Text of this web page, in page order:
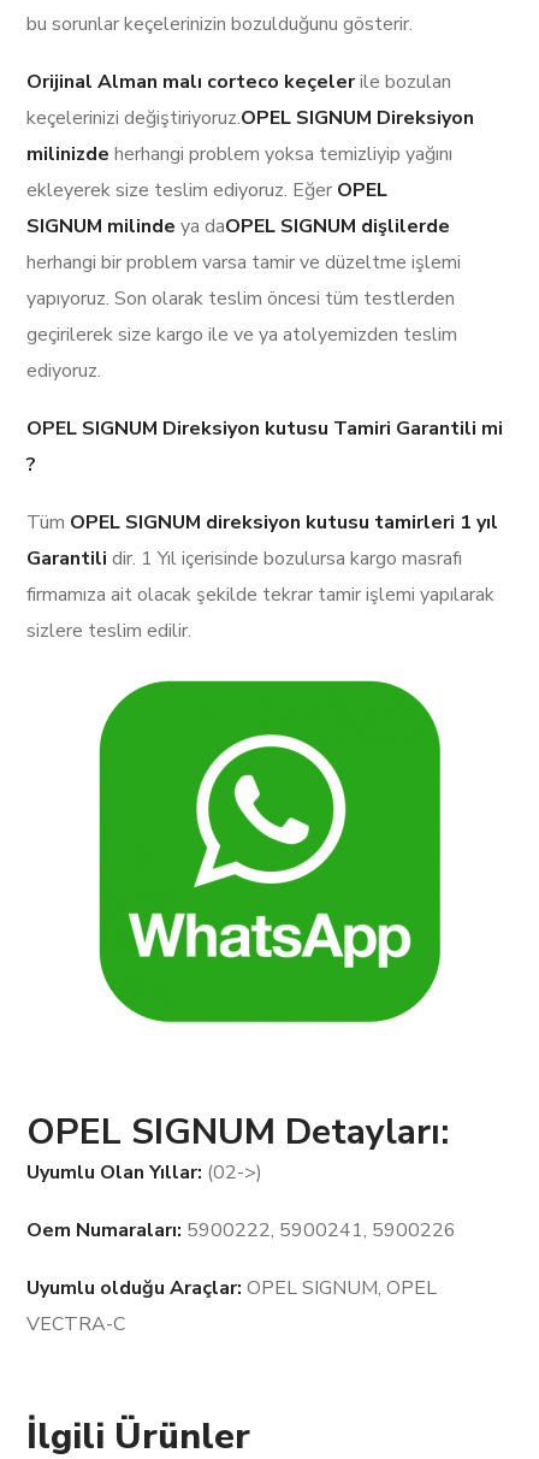
bu sorunlar keçelerinizin bozulduğunu gösterir.
Orijinal Alman malı corteco keçelerile bozulan
keçelerinizi değiştiriyoruz.OPEL SIGNUM Direksiyon
milinizde herhangi problem yoksa temizliyip yağını
ekleyerek size teslim ediyoruz. Eğer OPEL
SIGNUM milinde ya daOPEL SIGNUM dişlilerde
herhangi bir problem varsa tamir ve düzeltme işlemi
yapıyoruz. Son olarak teslim öncesi tüm testlerden
geçirilerek size kargo ile ve ya atolyemizden teslim
ediyoruz.
OPEL SIGNUM Direksiyon kutusu Tamiri Garantili mi
?
Tüm OPEL SIGNUM direksiyon kutusu tamirleri 1 yıl
Garantilidir. 1 Yıl içerisinde bozulursa kargo masrafı
firmamıza ait olacak şekilde tekrar tamir işlemi yapılarak
sizlere teslim edilir.
OPEL SIGNUM Detayları:
Uyumlu Olan Yıllar: (02->)
Oem Numaraları: 5900222, 5900241, 5900226
Uyumlu olduğu Araçlar:OPEL SIGNUM, OPEL
VECTRA-C
İlgili Ürünler